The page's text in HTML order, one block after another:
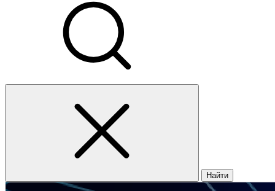
Найти